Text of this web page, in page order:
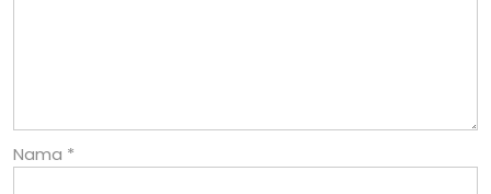
Nama *